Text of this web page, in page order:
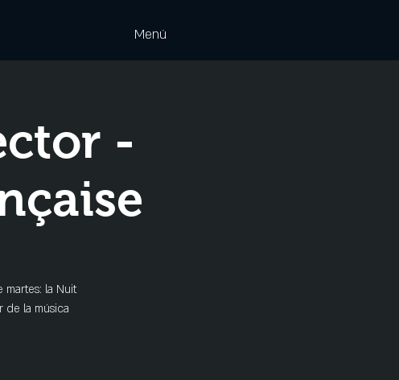
Menú
-
martes: la Nuit
de la música